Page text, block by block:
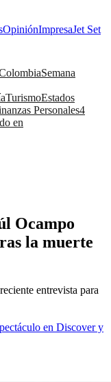
OpiniónImpresaJet Set
Semana
TurismoEstados
Personales4
en
Ocampo
la muerte
entrevista para
en Discover y